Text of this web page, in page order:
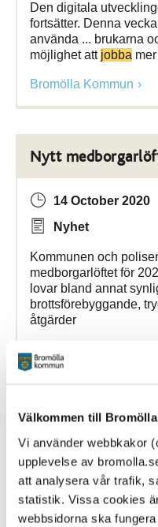
Välkommen till
Vi använder webbkakor
upplevelse av
att analysera vår trafik,
statistik. Vissa cookies
webbsidorna ska
Den digitala
fortsätter. Denna
använda ... brukarna
möjlighet att jobba
Bromölla Kommun
Nytt
14 October 2020
Nyhet
Kommunen och
medborgarlöftet för
lovar bland annat
brottsförebyggande,
åtgärder
[Arkiverad]
med Ung Omsorg
28 March 2025